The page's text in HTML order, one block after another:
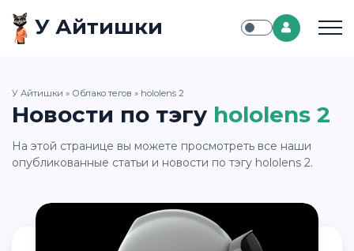
У Айтишки
У Айтишки » Облако тегов » hololens 2
Новости по тэгу hololens 2
На этой странице вы можете просмотреть все наши
опубликованные статьи и новости по тэгу hololens 2.